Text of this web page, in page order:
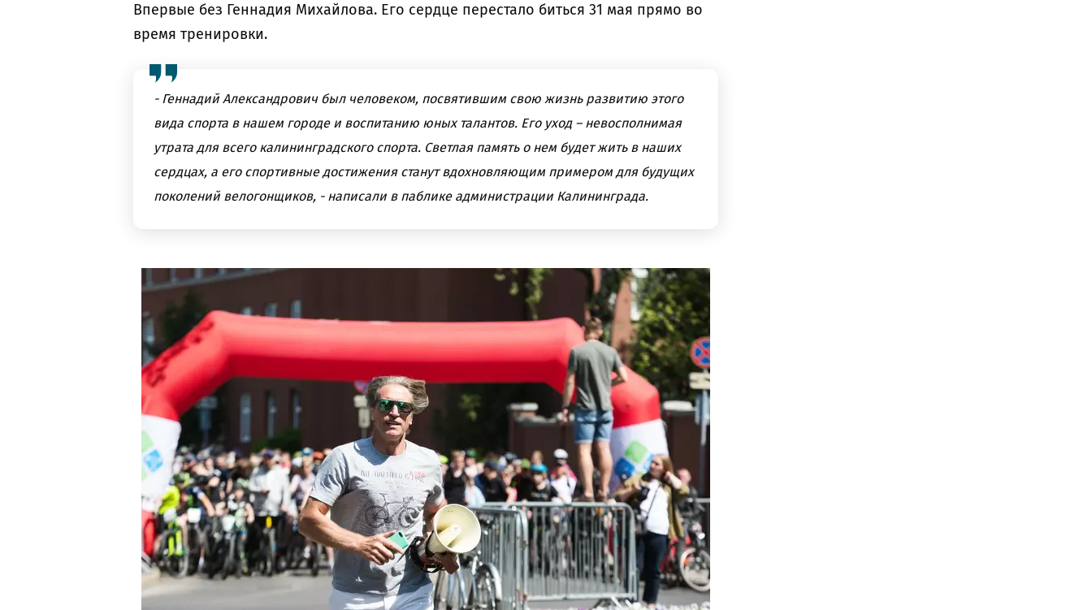
Впервые без Геннадия Михайлова. Его сердце перестало биться 31 мая прямо во
время тренировки.
- Геннадий Александрович был человеком, посвятившим свою жизнь развитию этого
вида спорта в нашем городе и воспитанию юных талантов. Его уход – невосполнимая
утрата для всего калининградского спорта. Светлая память о нем будет жить в наших
сердцах, а его спортивные достижения станут вдохновляющим примером для будущих
поколений велогонщиков, - написали в паблике администрации Калининграда.